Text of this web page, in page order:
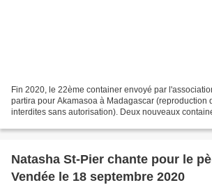
Fin 2020, le 22ème container envoyé par
partira pour Akamasoa à Madagascar (reproduction
interdites sans autorisation). Deux nouveaux
Natasha St-Pier chante pour le
Vendée le 18 septembre 2020